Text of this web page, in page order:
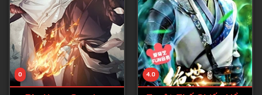
Tập 33
Tập 34
Tập 35
Tập 36
0 4.0